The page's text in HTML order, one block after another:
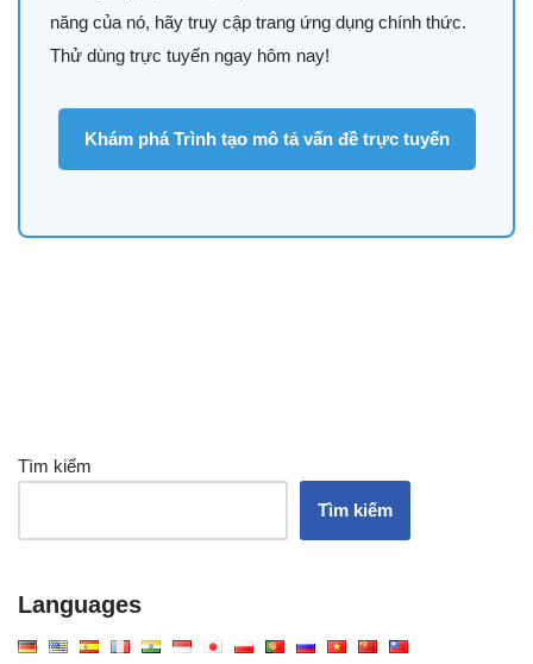
năng của nó, hãy truy cập trang ứng dụng chính thức.
Thử dùng trực tuyến ngay hôm nay!
Khám phá Trình tạo mô tả vấn đề trực tuyến
Tìm kiếm
Tìm kiếm
Languages